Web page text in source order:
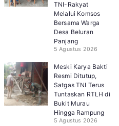
TNI-Rakyat
Melalui Komsos
Bersama Warga
Desa Beluran
Panjang
5 Agustus 2026
Meski Karya Bakti
Resmi Ditutup,
Satgas TNI Terus
Tuntaskan RTLH di
Bukit Murau
Hingga Rampung
5 Agustus 2026